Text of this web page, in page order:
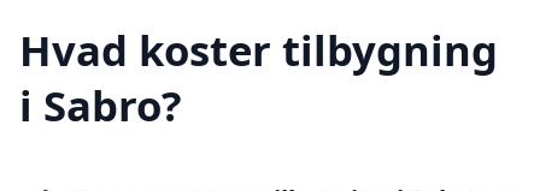
Hvad koster tilbygning
i Sabro?